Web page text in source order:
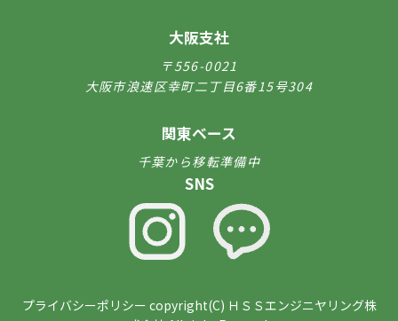
大阪支社
〒556-0021
大阪市浪速区幸町二丁目6番15号304
関東ベース
千葉から移転準備中
SNS
プライバシーポリシー copyright(C) ＨＳＳエンジニヤリング株